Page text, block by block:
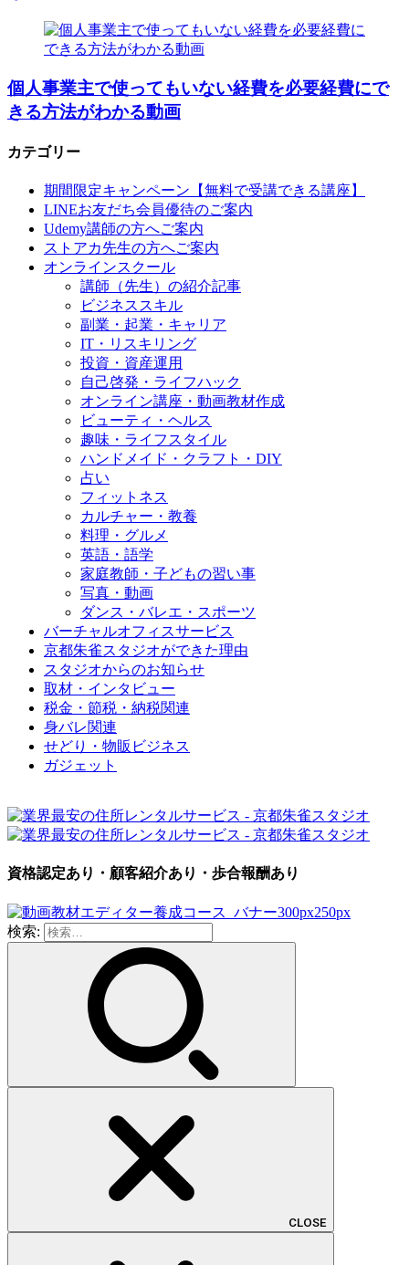
個人事業主で使ってもいない経費を必要経費にで
きる方法がわかる動画
カテゴリー
期間限定キャンペーン【無料で受講できる講座】
LINEお友だち会員優待のご案内
Udemy講師の方へご案内
ストアカ先生の方へご案内
オンラインスクール
講師（先生）の紹介記事
ビジネススキル
副業・起業・キャリア
IT・リスキリング
投資・資産運用
自己啓発・ライフハック
オンライン講座・動画教材作成
ビューティ・ヘルス
趣味・ライフスタイル
ハンドメイド・クラフト・DIY
占い
フィットネス
カルチャー・教養
料理・グルメ
英語・語学
家庭教師・子どもの習い事
写真・動画
ダンス・バレエ・スポーツ
バーチャルオフィスサービス
京都朱雀スタジオができた理由
スタジオからのお知らせ
取材・インタビュー
税金・節税・納税関連
身バレ関連
せどり・物販ビジネス
ガジェット
資格認定あり・顧客紹介あり・歩合報酬あり
検索:
CLOSE